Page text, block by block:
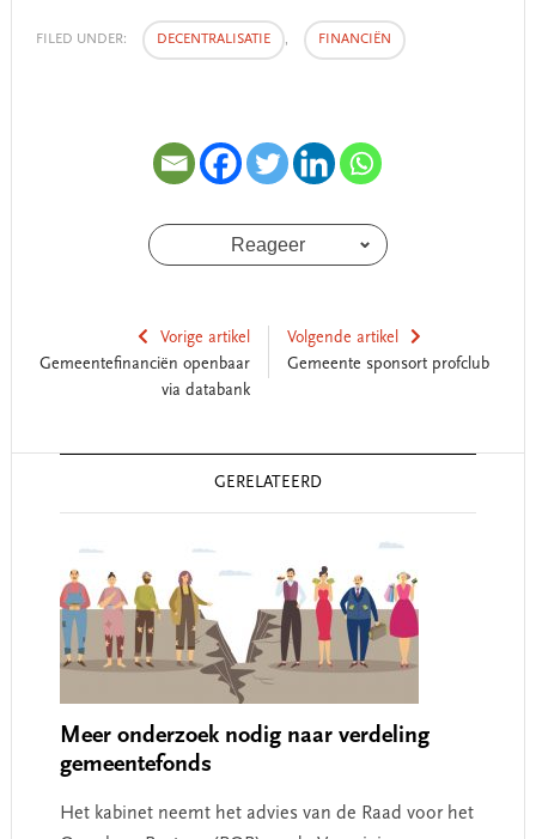
FILED UNDER: DECENTRALISATIE , FINANCIËN
Reageer
Vorige artikel
Gemeentefinanciën openbaar
via databank
Volgende artikel
Gemeente sponsort profclub
GERELATEERD
Meer onderzoek nodig naar verdeling
gemeentefonds
Het kabinet neemt het advies van de Raad voor het